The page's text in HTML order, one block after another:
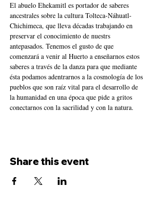
El abuelo Ehekamitl es portador de saberes
ancestrales sobre la cultura Tolteca-Náhuatl-
Chichimeca, que lleva décadas trabajando en
preservar el conocimiento de nuestrs
antepasados. Tenemos el gusto de que
comenzará a venir al Huerto a enseñarnos estos
saberes a través de la danza para que mediante
ésta podamos adentrarnos a la cosmología de los
pueblos que son raíz vital para el desarrollo de
la humanidad en una época que pide a gritos
conectarnos con la sacrilidad y con la natura.
Share this event